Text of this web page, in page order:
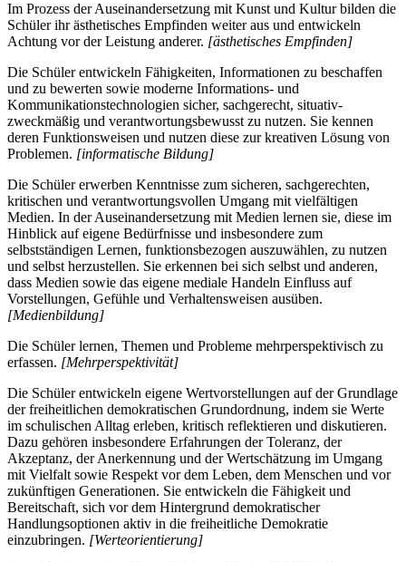
Im Prozess der Auseinandersetzung mit Kunst und Kultur bilden die
Schüler ihr ästhetisches Empfinden weiter aus und entwickeln
Achtung vor der Leistung anderer. [ästhetisches Empfinden]
Die Schüler entwickeln Fähigkeiten, Informationen zu beschaffen
und zu bewerten sowie moderne Informations- und
Kommunikationstechnologien sicher, sachgerecht, situativ-
zweckmäßig und verantwortungsbewusst zu nutzen. Sie kennen
deren Funktionsweisen und nutzen diese zur kreativen Lösung von
Problemen. [informatische Bildung]
Die Schüler erwerben Kenntnisse zum sicheren, sachgerechten,
kritischen und verantwortungsvollen Umgang mit vielfältigen
Medien. In der Auseinandersetzung mit Medien lernen sie, diese im
Hinblick auf eigene Bedürfnisse und insbesondere zum
selbstständigen Lernen, funktionsbezogen auszuwählen, zu nutzen
und selbst herzustellen. Sie erkennen bei sich selbst und anderen,
dass Medien sowie das eigene mediale Handeln Einfluss auf
Vorstellungen, Gefühle und Verhaltensweisen ausüben.
[Medienbildung]
Die Schüler lernen, Themen und Probleme mehrperspektivisch zu
erfassen. [Mehrperspektivität]
Die Schüler entwickeln eigene Wertvorstellungen auf der Grundlage
der freiheitlichen demokratischen Grundordnung, indem sie Werte
im schulischen Alltag erleben, kritisch reflektieren und diskutieren.
Dazu gehören insbesondere Erfahrungen der Toleranz, der
Akzeptanz, der Anerkennung und der Wertschätzung im Umgang
mit Vielfalt sowie Respekt vor dem Leben, dem Menschen und vor
zukünftigen Generationen. Sie entwickeln die Fähigkeit und
Bereitschaft, sich vor dem Hintergrund demokratischer
Handlungsoptionen aktiv in die freiheitliche Demokratie
einzubringen. [Werteorientierung]